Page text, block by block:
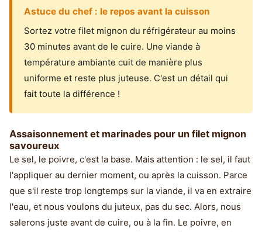
Astuce du chef : le repos avant la cuisson
Sortez votre filet mignon du réfrigérateur au moins
30 minutes avant de le cuire. Une viande à
température ambiante cuit de manière plus
uniforme et reste plus juteuse. C'est un détail qui
fait toute la différence !
Assaisonnement et marinades pour un filet mignon
savoureux
Le sel, le poivre, c'est la base. Mais attention : le sel, il faut
l'appliquer au dernier moment, ou après la cuisson. Parce
que s'il reste trop longtemps sur la viande, il va en extraire
l'eau, et nous voulons du juteux, pas du sec. Alors, nous
salerons juste avant de cuire, ou à la fin. Le poivre, en